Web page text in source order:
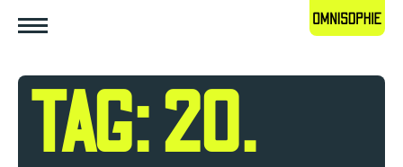
TAG: 20.